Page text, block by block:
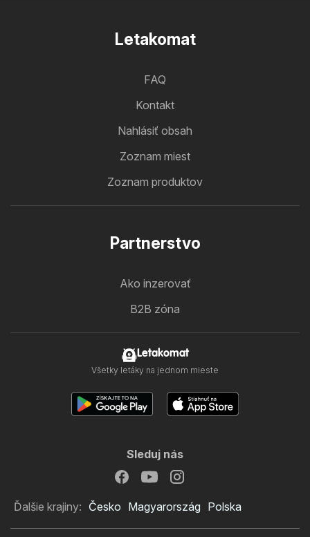
Letakomat
FAQ
Kontakt
Nahlásiť obsah
Zoznam miest
Zoznam produktov
Partnerstvo
Ako inzerovať
B2B zóna
Letakomat
Všetky letáky na jednom mieste
Sleduj nás
Ďalšie krajiny: Česko Magyarország Polska